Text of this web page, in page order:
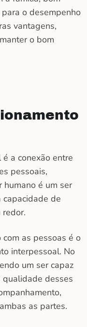
o desempenho
vantagens,
o bom
a conexão entre
pessoais,
humano é um ser
capacidade de
redor.
as pessoas é o
interpessoal. No
um ser capaz
qualidade desses
as partes.